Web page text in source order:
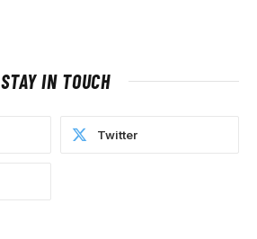
STAY IN TOUCH
Twitter